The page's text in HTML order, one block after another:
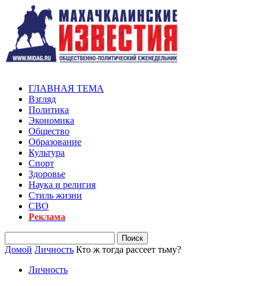
ГЛАВНАЯ ТЕМА
Взгляд
Политика
Экономика
Общество
Образование
Культура
Спорт
Здоровье
Наука и религия
Стиль жизни
СВО
Реклама
Домой Личность Кто ж тогда рассеет тьму?
Личность